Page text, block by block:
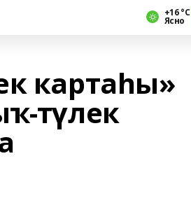
+16 °С
Ясно
картаһы»
түлек